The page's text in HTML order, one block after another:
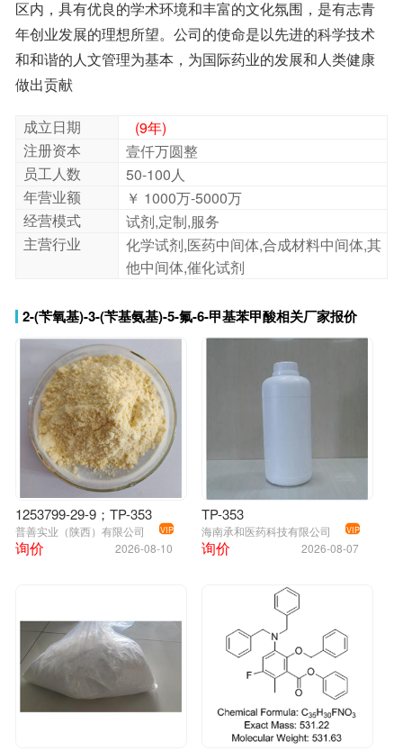
做出贡献
成立日期
(9年)
注册资本
壹仟万圆整
员工人数
50-100人
年营业额
￥ 1000万-5000万
经营模式
试剂,定制,服务
主营行业
化学试剂,医药中间体,合成材料中间体,其
他中间体,催化试剂
2-(苄氧基)-3-(苄基氨基)-5-氟-6-甲基苯甲酸相关厂家报价
1253799-29-9；TP-353
普善实业（陕西）有限公司 VIP
2026-08-10
询价
TP-353
海南承和医药科技有限公司 VIP
2026-08-07
询价